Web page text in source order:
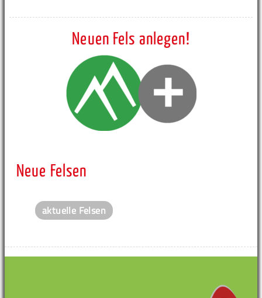
Neuen Fels anlegen!
Neue Felsen
aktuelle Felsen